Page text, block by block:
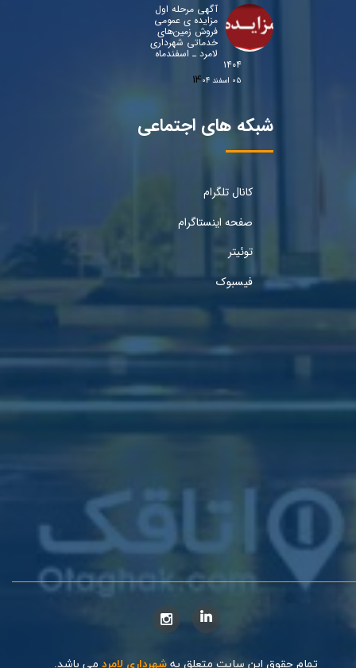
آگهی مرحله اول
مزایده ی عمومی
فروش زمین‌های
خدماتی شهرداری
لامرد ـ اسفندماه
۱۴۰۴
۰۵ اسفند ۰۴
شبکه های اجتماعی
کانال تلگرام
صفحه اینستاگرام
توئیتر
فیسبوک
تمام حقوق این سایت متعلق به شهرداری لامرد می باشد.